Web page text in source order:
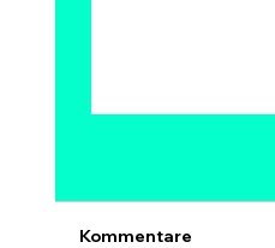
Ja, 1 Million
Kommentare